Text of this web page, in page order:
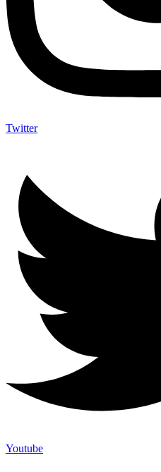
Twitter
Youtube